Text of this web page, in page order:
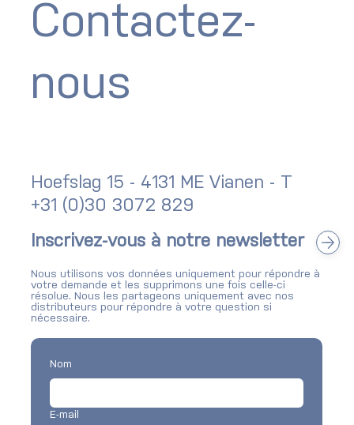
Contactez-
nous
Hoefslag 15 - 4131 ME Vianen - T
+31 (0)30 3072 829
Inscrivez-vous à notre newsletter
Nous utilisons vos données uniquement pour répondre à
votre demande et les supprimons une fois celle-ci
résolue. Nous les partageons uniquement avec nos
distributeurs pour répondre à votre question si
nécessaire.
Nom
E-mail